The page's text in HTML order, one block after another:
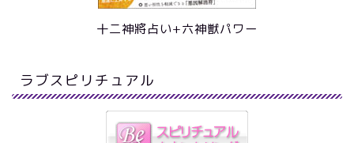
十二神將占い+六神獣パワー
ラブスピリチュアル